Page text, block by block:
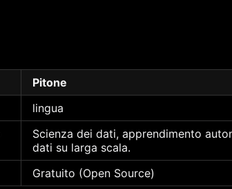
Pitone
lingua
Scienza dei dati, apprendimento
dati su larga scala.
Gratuito (Open Source)